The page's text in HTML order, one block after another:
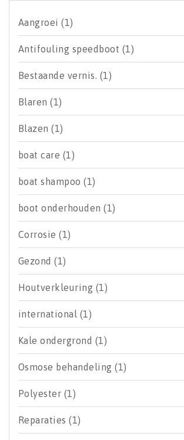
Aangroei(1)
Antifouling speedboot (1)
Bestaande vernis. (1)
Blaren(1)
Blazen(1)
boat care (1)
boat shampoo(1)
boot onderhouden(1)
Corrosie(1)
Gezond(1)
Houtverkleuring (1)
international (1)
Kale ondergrond (1)
Osmose behandeling(1)
Polyester (1)
Reparaties(1)